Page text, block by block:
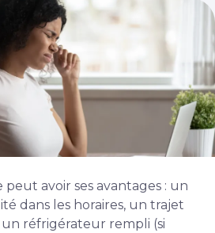
peut avoir ses avantages : un
dans les horaires, un trajet
réfrigérateur rempli (si